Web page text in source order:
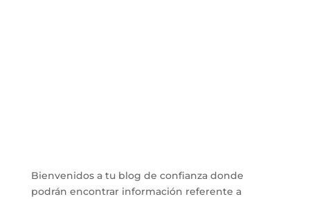
Bienvenidos a tu blog de confianza donde
podrán encontrar información referente a